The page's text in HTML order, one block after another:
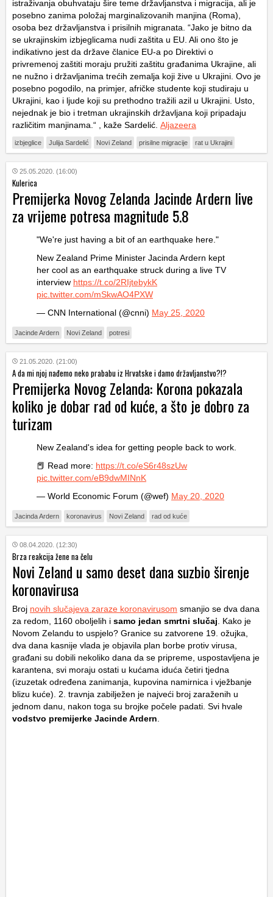
istraživanja obuhvataju šire teme državljanstva i migracija, ali je
posebno zanima položaj marginalizovanih manjina (Roma),
osoba bez državljanstva i prisilnih migranata. “Jako je bitno da
se ukrajinskim izbjeglicama nudi zaštita u EU. Ali ono što je
indikativno jest da države članice EU-a po Direktivi o
privremenoj zaštiti moraju pružiti zaštitu građanima Ukrajine, ali
ne nužno i državljanima trećih zemalja koji žive u Ukrajini. Ovo je
posebno pogodilo, na primjer, afričke studente koji studiraju u
Ukrajini, kao i ljude koji su prethodno tražili azil u Ukrajini. Usto,
nejednak je bio i tretman ukrajinskih državljana koji pripadaju
različitim manjinama.“ , kaže Sardelić. Aljazeera
izbjeglice Julija Sardelić Novi Zeland prisilne migracije rat u Ukrajini
25.05.2020. (16:00)
Kulerica
Premijerka Novog Zelanda Jacinde Ardern live
za vrijeme potresa magnitude 5.8
"We're just having a bit of an earthquake here."
New Zealand Prime Minister Jacinda Ardern kept
her cool as an earthquake struck during a live TV
interview https://t.co/2RIjtebykK
pic.twitter.com/mSkwAO4PXW
— CNN International (@cnni) May 25, 2020
Jacinde Ardern Novi Zeland potresi
21.05.2020. (21:00)
A da mi njoj nađemo neko prababu iz Hrvatske i damo državljanstvo?!?
Premijerka Novog Zelanda: Korona pokazala
koliko je dobar rad od kuće, a što je dobro za
turizam
New Zealand's idea for getting people back to work.
📕 Read more: https://t.co/eS6r48szUw
pic.twitter.com/eB9dwMINnK
— World Economic Forum (@wef) May 20, 2020
Jacinda Ardern koronavirus Novi Zeland rad od kuće
08.04.2020. (12:30)
Brza reakcija žene na čelu
Novi Zeland u samo deset dana suzbio širenje
koronavirusa
Broj novih slučajeva zaraze koronavirusom smanjio se dva dana
za redom, 1160 oboljelih i samo jedan smrtni slučaj . Kako je
Novom Zelandu to uspjelo? Granice su zatvorene 19. ožujka,
dva dana kasnije vlada je objavila plan borbe protiv virusa,
građani su dobili nekoliko dana da se pripreme, uspostavljena je
karantena, svi moraju ostati u kućama iduća četiri tjedna
(izuzetak određena zanimanja, kupovina namirnica i vježbanje
blizu kuće). 2. travnja zabilježen je najveći broj zaraženih u
jednom danu, nakon toga su brojke počele padati. Svi hvale
vodstvo premijerke Jacinde Ardern